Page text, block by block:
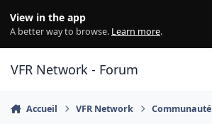
View in the app
A better way to browse. Learn more.
VFR Network - Forum
Accueil VFR Network Communauté